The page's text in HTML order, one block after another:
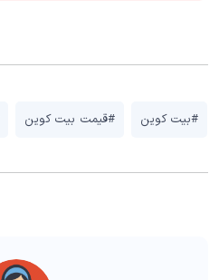
#بیت کوین #قیمت بیت کوین